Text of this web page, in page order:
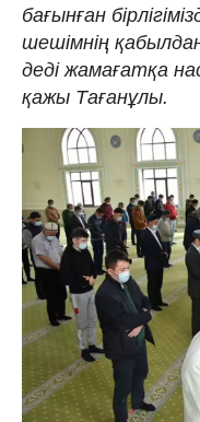
бағынған
шешімнің
деді жамағатқа
қажы Тағанұлы.